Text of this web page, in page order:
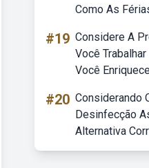
Como As
#19 Considere A
Você
Você
#20 Considerando
Desinfecção
Alternativa